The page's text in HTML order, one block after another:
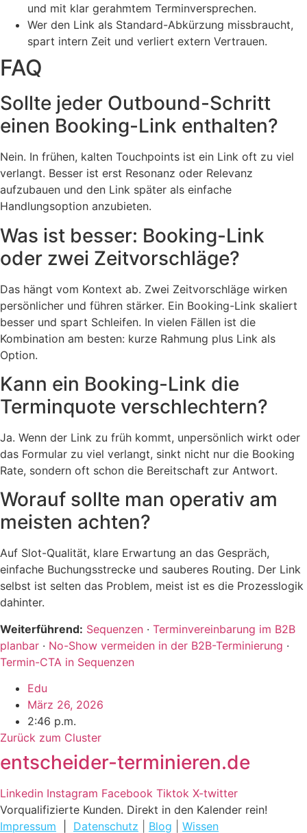
und mit klar gerahmtem Terminversprechen.
Wer den Link als Standard-Abkürzung missbraucht,
spart intern Zeit und verliert extern Vertrauen.
FAQ
Sollte jeder Outbound-Schritt
einen Booking-Link enthalten?
Nein. In frühen, kalten Touchpoints ist ein Link oft zu viel
verlangt. Besser ist erst Resonanz oder Relevanz
aufzubauen und den Link später als einfache
Handlungsoption anzubieten.
Was ist besser: Booking-Link
oder zwei Zeitvorschläge?
Das hängt vom Kontext ab. Zwei Zeitvorschläge wirken
persönlicher und führen stärker. Ein Booking-Link skaliert
besser und spart Schleifen. In vielen Fällen ist die
Kombination am besten: kurze Rahmung plus Link als
Option.
Kann ein Booking-Link die
Terminquote verschlechtern?
Ja. Wenn der Link zu früh kommt, unpersönlich wirkt oder
das Formular zu viel verlangt, sinkt nicht nur die Booking
Rate, sondern oft schon die Bereitschaft zur Antwort.
Worauf sollte man operativ am
meisten achten?
Auf Slot-Qualität, klare Erwartung an das Gespräch,
einfache Buchungsstrecke und sauberes Routing. Der Link
selbst ist selten das Problem, meist ist es die Prozesslogik
dahinter.
Weiterführend: Sequenzen · Terminvereinbarung im B2B
planbar · No-Show vermeiden in der B2B-Terminierung ·
Termin-CTA in Sequenzen
Edu
März 26, 2026
2:46 p.m.
Zurück zum Cluster
entscheider-terminieren.de
Linkedin Instagram Facebook Tiktok X-twitter
Vorqualifizierte Kunden. Direkt in den Kalender rein!
Impressum
Datenschutz Blog Wissen